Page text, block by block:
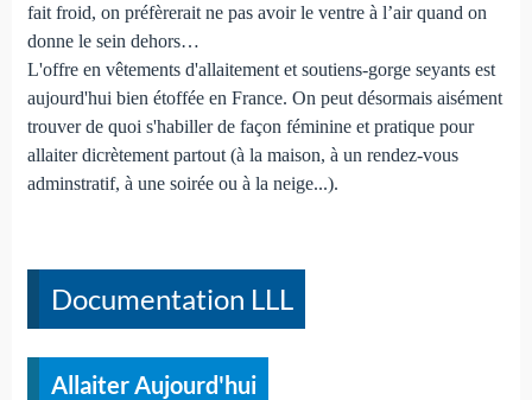
fait froid, on préfèrerait ne pas avoir le ventre à l’air quand on
donne le sein dehors…
L'offre en vêtements d'allaitement et soutiens-gorge seyants est
aujourd'hui bien étoffée en France. On peut désormais aisément
trouver de quoi s'habiller de façon féminine et pratique pour
allaiter dicrètement partout (à la maison, à un rendez-vous
adminstratif, à une soirée ou à la neige...).
Documentation LLL
Allaiter Aujourd'hui